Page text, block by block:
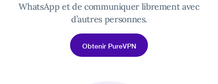
WhatsApp et de communiquer librement avec
d’autres personnes.
Obtenir PureVPN